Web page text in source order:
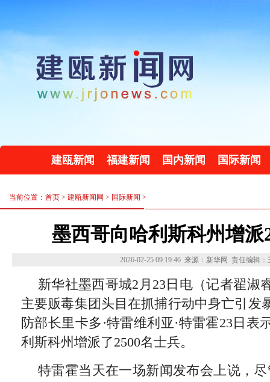
建瓯新闻 福建新闻 国内新闻 国际新闻
当前位置：首页 > 建瓯新闻网 > 国际新闻 >
墨西哥向哈利斯科州增派
2026-02-25 09:19:46 来源：新华网 责任编辑：
新华社墨西哥城2月23日电（记者翟
主要贩毒集团头目在抓捕行动中身亡引发
防部长里卡多·特雷维利亚·特雷霍23日表
利斯科州增派了2500名士兵。
特雷霍当天在一场新闻发布会上说，